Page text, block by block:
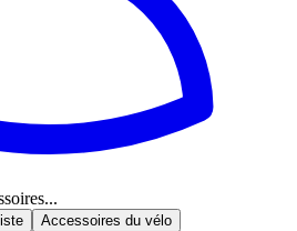
Accessoires du vélo